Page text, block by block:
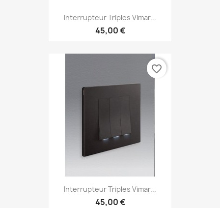
Interrupteur Triples Vimar...
45,00 €
Interrupteur Triples Vimar...
45,00 €
favorite_border